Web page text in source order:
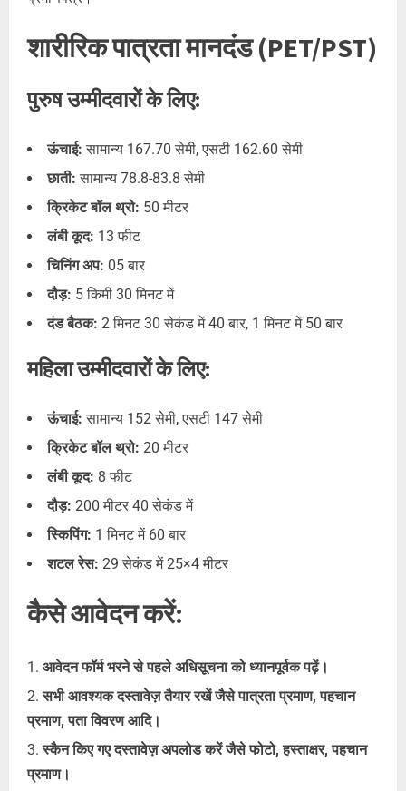
शारीरिक पात्रता मानदंड (PET/PST)
पुरुष उम्मीदवारों के लिए:
ऊंचाई: सामान्य 167.70 सेमी, एसटी 162.60 सेमी
छाती: सामान्य 78.8-83.8 सेमी
क्रिकेट बॉल थ्रो: 50 मीटर
लंबी कूद: 13 फीट
चिनिंग अप: 05 बार
दौड़: 5 किमी 30 मिनट में
दंड बैठक: 2 मिनट 30 सेकंड में 40 बार, 1 मिनट में 50 बार
महिला उम्मीदवारों के लिए:
ऊंचाई: सामान्य 152 सेमी, एसटी 147 सेमी
क्रिकेट बॉल थ्रो: 20 मीटर
लंबी कूद: 8 फीट
दौड़: 200 मीटर 40 सेकंड में
स्किपिंग: 1 मिनट में 60 बार
शटल रेस: 29 सेकंड में 25×4 मीटर
कैसे आवेदन करें:
आवेदन फॉर्म भरने से पहले अधिसूचना को ध्यानपूर्वक पढ़ें।
सभी आवश्यक दस्तावेज़ तैयार रखें जैसे पात्रता प्रमाण, पहचान
प्रमाण, पता विवरण आदि।
स्कैन किए गए दस्तावेज़ अपलोड करें जैसे फोटो, हस्ताक्षर, पहचान
प्रमाण।